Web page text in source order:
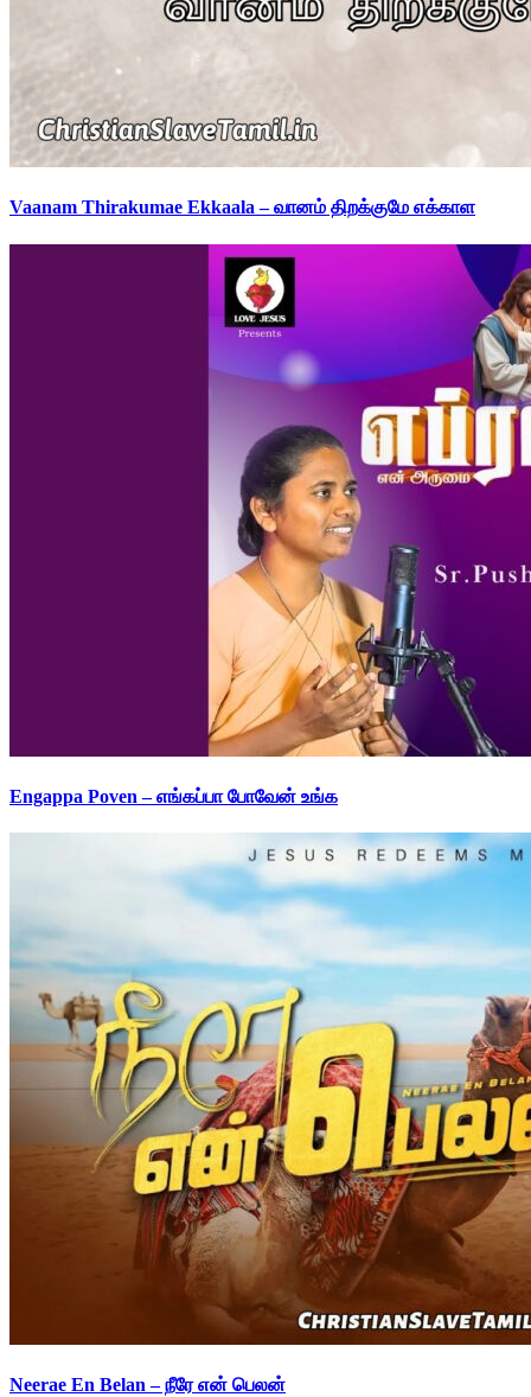
Vaanam Thirakumae Ekkaala – வானம் திறக்குமே எக்காள
Engappa Poven – எங்கப்பா போவேன் உங்க
Neerae En Belan – நீரே என் பெலன்